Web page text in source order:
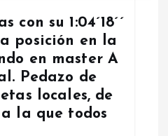
con su 1:04´18´´
posición en la
en master A
Pedazo de
locales, de
la que todos